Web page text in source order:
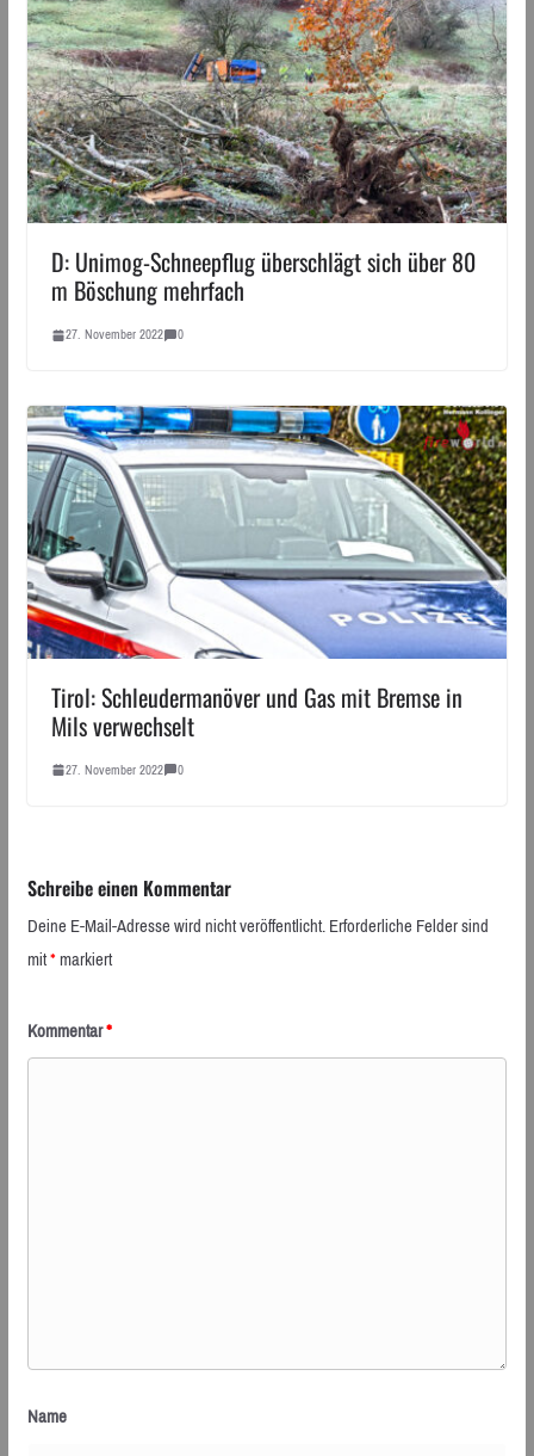
D: Unimog-Schneepflug überschlägt sich über 80
m Böschung mehrfach
27. November 2022 0
Tirol: Schleudermanöver und Gas mit Bremse in
Mils verwechselt
27. November 2022 0
Schreibe einen Kommentar
Deine E-Mail-Adresse wird nicht veröffentlicht.Erforderliche Felder sind
mit*markiert
Kommentar*
Name